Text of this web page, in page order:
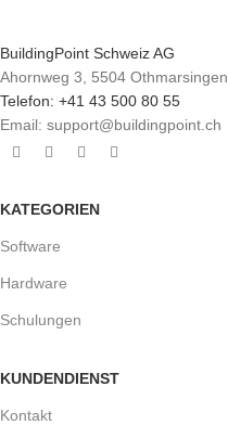
BuildingPoint Schweiz AG
Ahornweg 3, 5504 Othmarsingen
Telefon: +41 43 500 80 55
Email: support@buildingpoint.ch
KATEGORIEN
Software
Hardware
Schulungen
KUNDENDIENST
Kontakt